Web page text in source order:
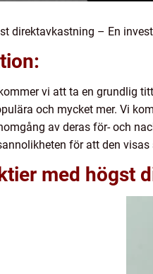
direktavkastning – En
vi att ta en grundlig
och mycket mer. Vi
av deras för- och
för att den
med högst